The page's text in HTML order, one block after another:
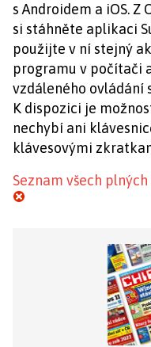
s Androidem a iOS. Z
si stáhněte aplikaci
použijte v ní stejný
programu v počítači
vzdáleného ovládání
K dispozici je
nechybí ani
klávesovými
Seznam všech